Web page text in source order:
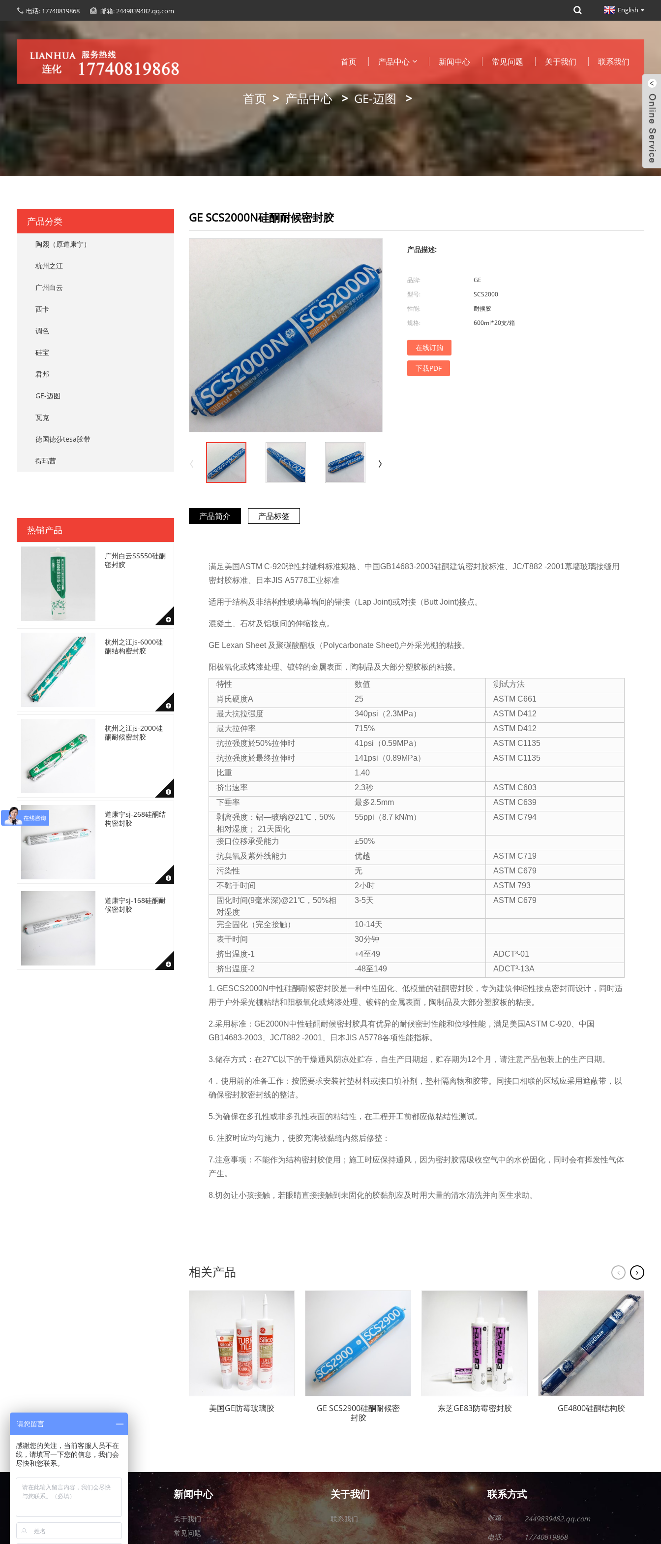
电话: 17740819868 邮箱: 2449839482.qq.com English
首页 产品中心 新闻中心 常见问题 关于我们 联系我们
首页 产品中心 GE-迈图
产品分类
陶熙（原道康宁）
杭州之江
广州白云
西卡
调色
硅宝
君邦
GE-迈图
瓦克
德国德莎tesa胶带
得玛茜
热销产品
广州白云SS550硅酮
密封胶
杭州之江js-6000硅
酮结构密封胶
杭州之江js-2000硅
酮耐候密封胶
道康宁sj-268硅酮结
构密封胶
道康宁sj-168硅酮耐
候密封胶
GE SCS2000N硅酮耐候密封胶
产品描述:
品牌:
GE
型号:
SCS2000
性能:
耐候胶
规格:
600ml*20支/箱
在线订购
下载PDF
产品简介 产品标签
满足美国ASTM C-920弹性封缝料标准规格、中国GB14683-2003硅酮建筑密封胶标准、JC/T882 -2001幕墙玻璃接缝用
密封胶标准、日本JIS A5778工业标准
适用于结构及非结构性玻璃幕墙间的错接（Lap Joint)或对接（Butt Joint)接点。
混凝土、石材及铝板间的伸缩接点。
GE Lexan Sheet 及聚碳酸酯板（Polycarbonate Sheet)户外采光棚的粘接。
阳极氧化或烤漆处理、镀锌的金属表面，陶制品及大部分塑胶板的粘接。
特性 数值
测试方法
肖氏硬度A
25
ASTM C661
最大抗拉强度
340psi（2.3MPa）
ASTM D412
最大拉伸率
715%
ASTM D412
抗拉强度於50%拉伸时
41psi（0.59MPa）
ASTM C1135
抗拉强度於最终拉伸时
141psi（0.89MPa）
ASTM C1135
比重
1.40
挤出速率
2.3秒
ASTM C603
下垂率
最多2.5mm
ASTM C639
剥离强度： 铝—玻璃@21℃，50%
相对湿度； 21天固化
55ppi（8.7 kN/m） ASTM C794
接口位移承受能力
±50%
抗臭氧及紫外线能力
优越
ASTM C719
污染性
无
ASTM C679
不黏手时间
2小时
ASTM 793
固化时间(9毫米深)@21℃，50%相
对湿度
3-5天 ASTM C679
完全固化（完全接触）
10-14天
表干时间
30分钟
挤出温度-1
+4至49
ADCT³-01
挤出温度-2
-48至149 ADCT³-13A
1. GESCS2000N中性硅酮耐候密封胶是一种中性固化、低模量的硅酮密封胶，专为建筑伸缩性接点密封而设计，同时适
用于户外采光棚粘结和阳极氧化或烤漆处理、镀锌的金属表面，陶制品及大部分塑胶板的粘接。
2.采用标准：GE2000N中性硅酮耐候密封胶具有优异的耐候密封性能和位移性能，满足美国ASTM C-920、中国
GB14683-2003、JC/T882 -2001、日本JIS A5778各项性能指标。
3.储存方式：在27℃以下的干燥通风阴凉处贮存，自生产日期起，贮存期为12个月，请注意产品包装上的生产日期。
4．使用前的准备工作：按照要求安装衬垫材料或接口填补剂，垫杆隔离物和胶带。同接口相联的区域应采用遮蔽带，以
确保密封胶密封线的整洁。
5.为确保在多孔性或非多孔性表面的粘结性，在工程开工前都应做粘结性测试。
6. 注胶时应均匀施力，使胶充满被黏缝内然后修整：
7.注意事项：不能作为结构密封胶使用；施工时应保持通风，因为密封胶需吸收空气中的水份固化，同时会有挥发性气体
产生。
8.切勿让小孩接触，若眼睛直接接触到未固化的胶黏剂应及时用大量的清水清洗并向医生求助。
相关产品
美国GE防霉玻璃胶
GE SCS2900硅酮耐候密
封胶
东芝GE83防霉密封胶 GE4800硅酮结构胶
产品中心
关于我们
新闻中心
关于我们
常见问题
关于我们
联系我们
联系方式
邮箱:
2449839482.qq.com
电话:
17740819868
请您留言
感谢您的关注，当前客服人员不在
线，请填写一下您的信息，我们会
尽快和您联系。